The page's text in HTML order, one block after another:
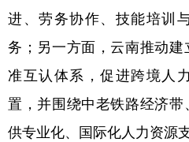
进、劳务协作、技能培训
务；另一方面，云南推动
准互认体系，促进跨境人
置，并围绕中老铁路经济
供专业化、国际化人力资源支